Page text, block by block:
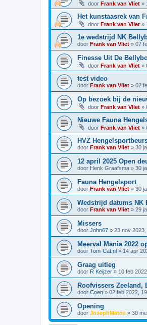
door Frank van Vliet »
Het kunstaasrek van
door Frank van Vliet »
1e wedstrijd NK
door Frank van Vliet » 07
Finesse Uit De
door Frank van Vliet »
test video
door Frank van Vliet » 02
Op bezoek bij de
door Frank van Vliet »
Nieuwe Fauna
door Frank van Vliet »
HVZ
door Frank van Vliet » 30
12 april 2025 Open
door Henk Graafsma » 30
Fauna Hengelsport
door Frank van Vliet » 30
Wedstrijd datums NK
door Frank van Vliet » 29
Missers
door John67 » 23 nov 2023,
Meerval Mania 2022
door Tom-Cat.nl » 14 apr
Graag uitleg
door R Keijzer » 10 feb
Roofvissers Zeeland,
door Coen » 02 feb 2022,
Opening
door JosephMatos » 30